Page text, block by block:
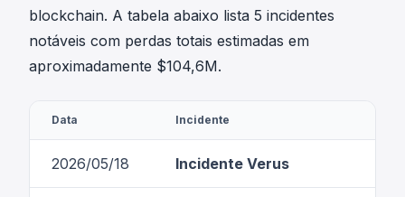
blockchain. A tabela abaixo lista 5 incidentes
notáveis com perdas totais estimadas em
aproximadamente $104,6M.
Data Incidente
2026/05/18 Incidente Verus